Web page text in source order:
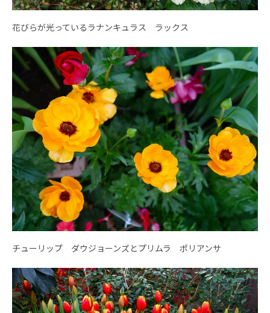
花びらが光っているラナンキュラス ラックス
チューリップ ダウジョーンズとプリムラ ポリアンサ